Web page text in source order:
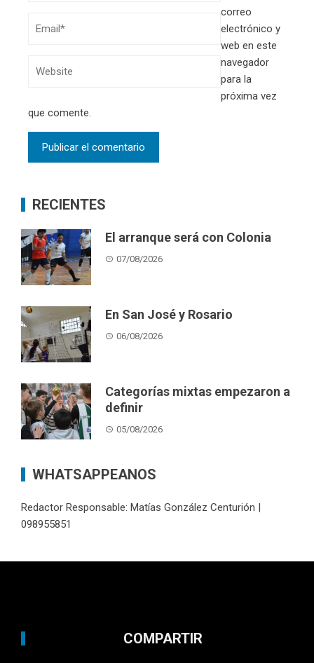
correo
electrónico y
web en este
navegador
para la
próxima vez
que comente.
RECIENTES
El arranque será con Colonia
07/08/2026
En San José y Rosario
06/08/2026
Categorías mixtas empezaron a
definir
05/08/2026
WHATSAPPEANOS
Redactor Responsable: Matías González Centurión |
098955851
COMPARTIR